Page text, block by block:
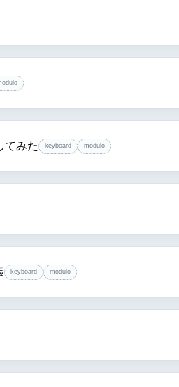
てみた keyboard modulo
keyboard modulo